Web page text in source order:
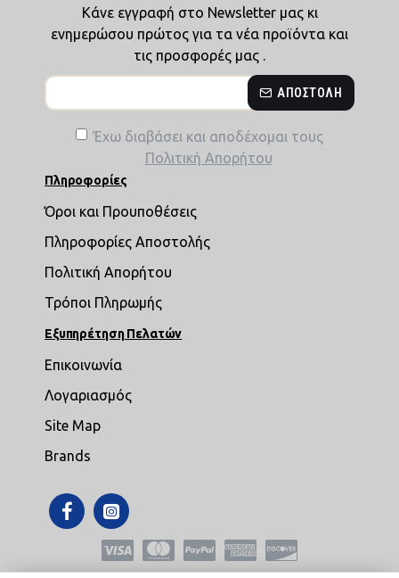
Κάνε εγγραφή στο Newsletter μας κι
ενημερώσου πρώτος για τα νέα προϊόντα και
τις προσφορές μας .
ΑΠΟΣΤΟΛΉ
Έχω διαβάσει και αποδέχομαι τους
Πολιτική Απορήτου
Πληροφορίες
Όροι και Προυποθέσεις
Πληροφορίες Αποστολής
Πολιτική Απορήτου
Τρόποι Πληρωμής
Εξυπηρέτηση Πελατών
Επικοινωνία
Λογαριασμός
Site Map
Brands